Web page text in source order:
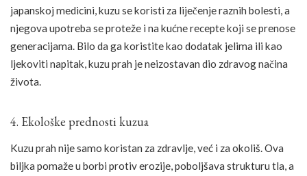
japanskoj medicini, kuzu se koristi za liječenje raznih bolesti, a
njegova upotreba se proteže i na kućne recepte koji se prenose
generacijama. Bilo da ga koristite kao dodatak jelima ili kao
ljekoviti napitak, kuzu prah je neizostavan dio zdravog načina
života.
4. Ekološke prednosti kuzua
Kuzu prah nije samo koristan za zdravlje, već i za okoliš. Ova
biljka pomaže u borbi protiv erozije, poboljšava strukturu tla, a